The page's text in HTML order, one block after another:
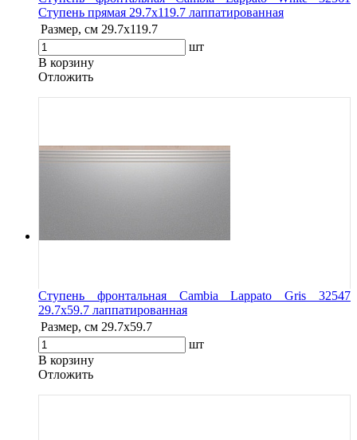
Ступень прямая 29.7x119.7 лаппатированная
Размер, см 29.7x119.7
шт
В корзину
Oтложить
Ступень фронтальная Cambia Lappato Gris 32547
29.7x59.7 лаппатированная
Размер, см 29.7x59.7
шт
В корзину
Oтложить